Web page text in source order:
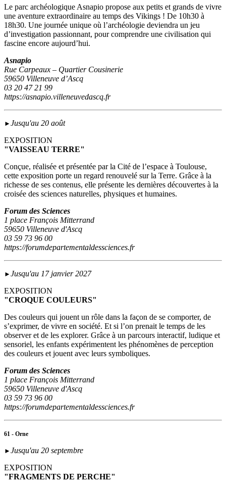
Le parc archéologique Asnapio propose aux petits et grands de vivre
une aventure extraordinaire au temps des Vikings ! De 10h30 à
18h30. Une journée unique où l’archéologie deviendra un jeu
d’investigation passionnant, pour comprendre une civilisation qui
fascine encore aujourd’hui.
Asnapio
Rue Carpeaux – Quartier Cousinerie
59650 Villeneuve d’Ascq
03 20 47 21 99
https://asnapio.villeneuvedascq.fr
► Jusqu'au 20 août
EXPOSITION
"VAISSEAU TERRE"
Conçue, réalisée et présentée par la Cité de l’espace à Toulouse,
cette exposition porte un regard renouvelé sur la Terre. Grâce à la
richesse de ses contenus, elle présente les dernières découvertes à la
croisée des sciences naturelles, physiques et humaines.
Forum des Sciences
1 place François Mitterrand
59650 Villeneuve d'Ascq
03 59 73 96 00
https://forumdepartementaldessciences.fr
► Jusqu'au 17 janvier 2027
EXPOSITION
"CROQUE COULEURS"
Des couleurs qui jouent un rôle dans la façon de se comporter, de
s’exprimer, de vivre en société. Et si l’on prenait le temps de les
observer et de les explorer. Grâce à un parcours interactif, ludique et
sensoriel, les enfants expérimentent les phénomènes de perception
des couleurs et jouent avec leurs symboliques.
Forum des Sciences
1 place François Mitterrand
59650 Villeneuve d'Ascq
03 59 73 96 00
https://forumdepartementaldessciences.fr
61 - Orne
► Jusqu'au 20 septembre
EXPOSITION
"FRAGMENTS DE PERCHE"